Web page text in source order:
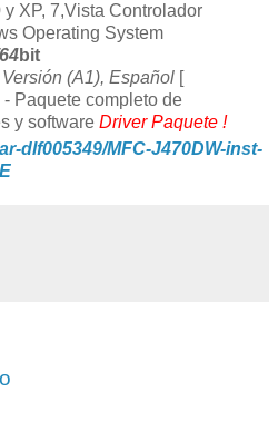
y XP, 7,Vista Controlador
Operating System
bit
(A1), Español [
- Paquete completo de
y software Driver Paquete !
dlf005349/MFC-J470DW-inst-